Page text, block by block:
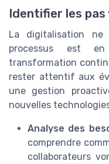
Identifier les
La digitalisation
processus est
transformation
rester attentif aux
une gestion
nouvelles
Analyse des
comprendre
collaborateurs